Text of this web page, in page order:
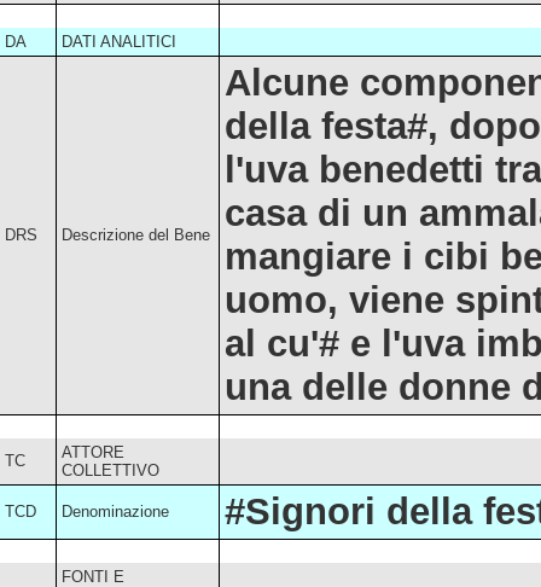
DA DATI ANALITICI
DRS Descrizione del Bene
Alcune
della festa#,
l'uva benedetti
casa di un
mangiare i cibi
uomo, viene
al cu'# e l'uva
una delle donne
TC
ATTORE
COLLETTIVO
TCD Denominazione #Signori della
FONTI E